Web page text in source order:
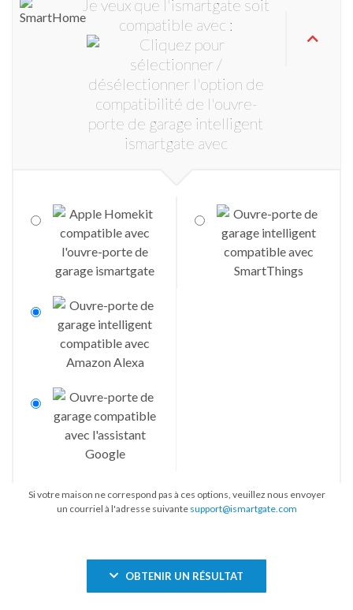
Je veux que l'ismartgate soit
compatible avec :
Si votre maison ne correspond pas à ces options, veuillez nous envoyer
un courriel à l'adresse suivante support@ismartgate.com
OBTENIR UN RÉSULTAT